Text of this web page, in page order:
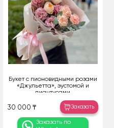
Букет с пионовидными розами
«Джульетта», эустомой и
диантусами
30 000 ₸ Заказать
Заказать по